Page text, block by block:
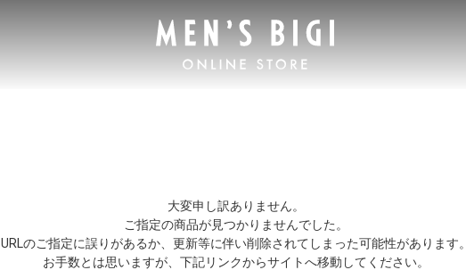
大変申し訳ありません。
ご指定の商品が見つかりませんでした。
URLのご指定に誤りがあるか、更新等に伴い削除されてしまった可能性があります。
お手数とは思いますが、下記リンクからサイトへ移動してください。